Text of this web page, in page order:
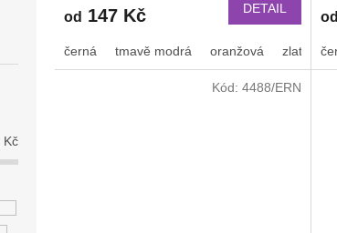
Kč
od 147 Kč DETAIL
černá tmavě modrá oranžová zlatá
je
z
5
od
Kód: 4488/ERN